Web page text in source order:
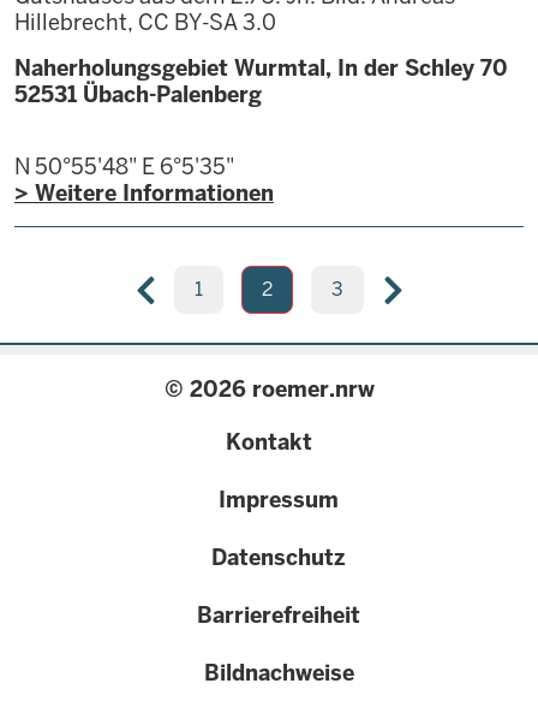
Hillebrecht, CC BY-SA 3.0
Naherholungsgebiet Wurmtal, In der Schley 70
52531 Übach-Palenberg
N 50°55'48" E 6°5'35"
> Weitere Informationen
Seitennummerierung
Vorherige
Seite
1
Aktuelle
Seite
2 Seite
3
Nächste
© 2026 roemer.nrw
Kontakt
Impressum
Datenschutz
Barrierefreiheit
Bildnachweise